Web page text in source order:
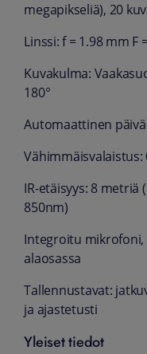
megapikseliä), 20
Linssi: f = 1.98 mm F
Kuvakulma:
180°
Automaattinen
Vähimmäisvalaistus:
IR-etäisyys: 8 metriä
850nm)
Integroitu mikrofoni,
alaosassa
Tallennustavat:
ja ajastetusti
Yleiset tiedot